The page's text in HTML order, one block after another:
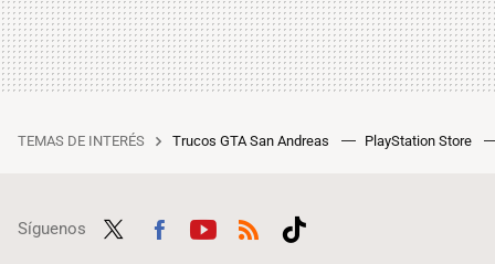
TEMAS DE INTERÉS Trucos GTA San Andreas PlayStation Store
Síguenos